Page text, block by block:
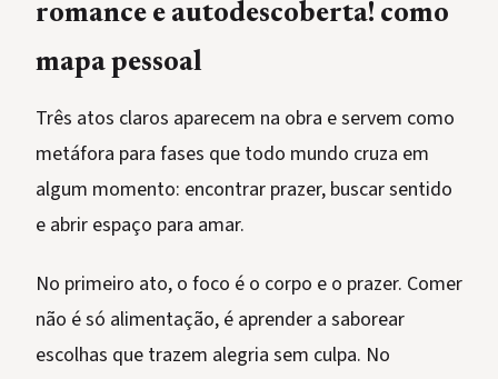
romance e autodescoberta! como
mapa pessoal
Três atos claros aparecem na obra e servem como
metáfora para fases que todo mundo cruza em
algum momento: encontrar prazer, buscar sentido
e abrir espaço para amar.
No primeiro ato, o foco é o corpo e o prazer. Comer
não é só alimentação, é aprender a saborear
escolhas que trazem alegria sem culpa. No